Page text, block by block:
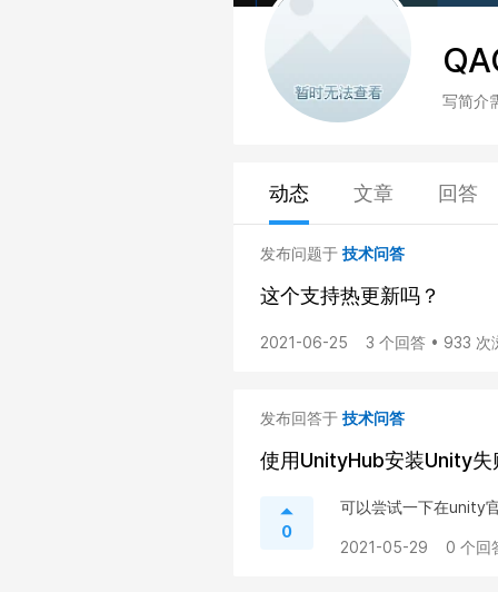
写简介
动态 文章 回答
发布问题于 技术问答
这个支持热更新吗？
2021-06-25 3 个回答 • 933 次
发布回答于 技术问答
使用UnityHub安装Unity失
0
可以尝试一下在unity
2021-05-29 0 个回